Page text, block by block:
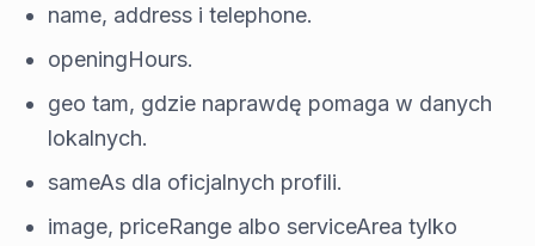
name, address i telephone.
openingHours.
geo tam, gdzie naprawdę pomaga w danych
lokalnych.
sameAs dla oficjalnych profili.
image, priceRange albo serviceArea tylko